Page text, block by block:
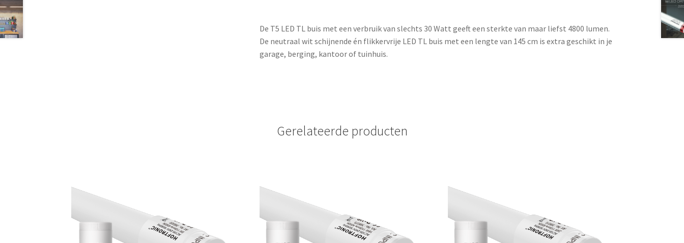
De T5 LED TL buis met een verbruik van slechts 30 Watt geeft een sterkte van maar liefst 4800 lumen.
De neutraal wit schijnende én flikkervrije LED TL buis met een lengte van 145 cm is extra geschikt in je
garage, berging, kantoor of tuinhuis.
Gerelateerde producten